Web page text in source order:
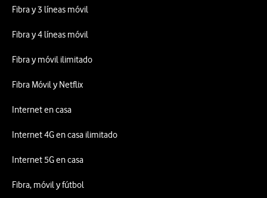
Fibra y 3 líneas móvil
Fibra y 4 líneas móvil
Fibra y móvil ilimitado
Fibra Móvil y Netflix
Internet en casa
Internet 4G en casa ilimitado
Internet 5G en casa
Fibra, móvil y fútbol